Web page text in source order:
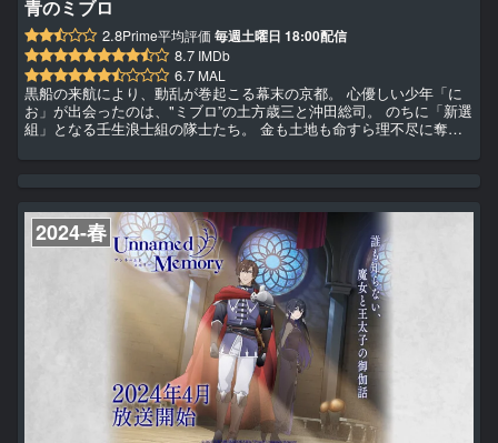
青のミブロ
2.8Prime平均評価 毎週土曜日 18:00配信
8.7 IMDb
6.7 MAL
黒船の来航により、動乱が巻起こる幕末の京都。 心優しい少年「に
お」が出会ったのは、"ミブロ”の土方歳三と沖田総司。 のちに「新選
組」となる壬生浪士組の隊士たち。 金も土地も命すら理不尽に奪わ
って強くなりたい。こんな世界変えたい。」 "ミブロ”との出会いをき
ーマンガ『DAYS』安田剛士による「週刊少年...
2024-春